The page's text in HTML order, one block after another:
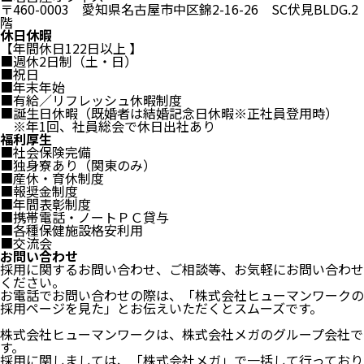
〒460-0003 愛知県名古屋市中区錦2-16-26 SC伏見BLDG.2
階
休日休暇
【年間休日122日以上 】
■週休2日制（土・日）
■祝日
■年末年始
■有給／リフレッシュ休暇制度
■誕生日休暇（既婚者は結婚記念日休暇※正社員登用時）
※年1回、社員総会で休日出社あり
福利厚生
■社会保険完備
■独身寮あり（関東のみ）
■産休・育休制度
■報奨金制度
■年間表彰制度
■携帯電話・ノートＰＣ貸与
■各種保健施設格安利用
■交流会
お問い合わせ
採用に関するお問い合わせ、ご相談等、お気軽にお問い合わせ
ください。
お電話でお問い合わせの際は、「株式会社ヒューマンワークの
採用ページを見た」とお伝えいただくとスムーズです。
株式会社ヒューマンワークは、株式会社メガのグループ会社で
す。
採用に関しましては、「株式会社メガ」で一括して行っており